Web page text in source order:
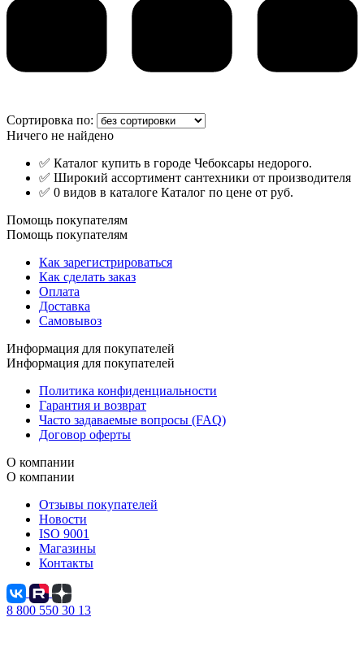
Сортировка по:
Ничего не найдено
✅ Каталог купить в городе Чебоксары недорого.
✅ Широкий ассортимент сантехники от производителя
✅ 0 видов в каталоге Каталог по цене от руб.
Помощь покупателям
Помощь покупателям
Как зарегистрироваться
Как сделать заказ
Оплата
Доставка
Самовывоз
Информация для покупателей
Информация для покупателей
Политика конфиденциальности
Гарантия и возврат
Часто задаваемые вопросы (FAQ)
Договор оферты
О компании
О компании
Отзывы покупателей
Новости
ISO 9001
Магазины
Контакты
8 800 550 30 13